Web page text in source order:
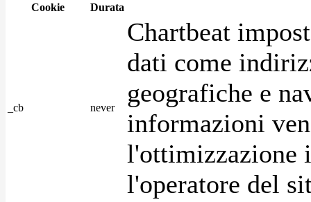
Cookie Durata
_cb never
Chartbeat
dati come
geografiche e
informazioni
l'ottimizzazione
l'operatore del